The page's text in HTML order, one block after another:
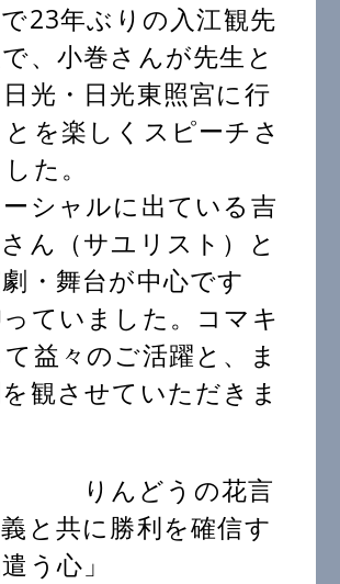
で23年ぶりの入江観先
、小巻さんが先生と
光・日光東照宮に行
を楽しくスピーチさ
た。
シャルに出ている吉
ん（サユリスト）と
・舞台が中心です
ていました。コマキ
益々のご活躍と、ま
観させていただきま
んどうの花言
と共に勝利を確信す
気遣う心」